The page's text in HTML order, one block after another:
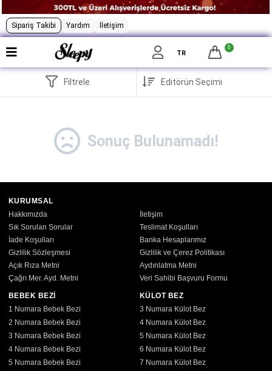
Sipariş Takibi Yardım İletişim
TR
0
Filtrele
Sonuç Bulunamadı!
KURUMSAL
Hakkımızda
İletişim
Sık Sorulan Sorular
Teslimat Koşulları
İade Koşulları
Banka Hesaplarımız
Gizlilik Sözleşmesi
Gizlilik ve Çerez Politikası
Açık Rıza Metni
Aydınlatma Metni
Çağrı Mer. Ayd. Metni
Veri Sahibi Başvuru Formu
BEBEK BEZİ
1 Numara Bebek Bezi
2 Numara Bebek Bezi
3 Numara Bebek Bezi
4 Numara Bebek Bezi
5 Numara Bebek Bezi
KÜLOT BEZ
3 Numara Külot Bez
4 Numara Külot Bez
5 Numara Külot Bez
6 Numara Külot Bez
7 Numara Külot Bez